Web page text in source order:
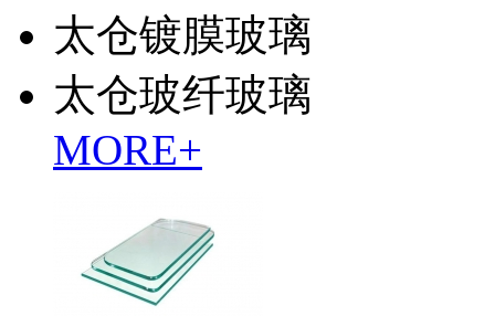
太仓镀膜玻璃
太仓玻纤玻璃
MORE+